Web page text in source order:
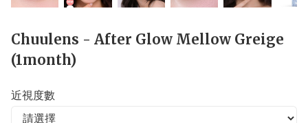
Chuulens - After Glow Mellow Greige
(1month)
近視度數